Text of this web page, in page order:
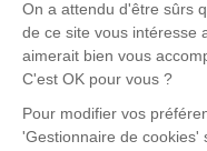
DEDOYARD.
Un service de
disponible ici.